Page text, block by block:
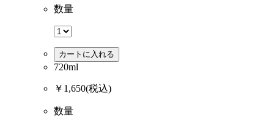
数量
カートに入れる
720ml
￥1,650(税込)
数量